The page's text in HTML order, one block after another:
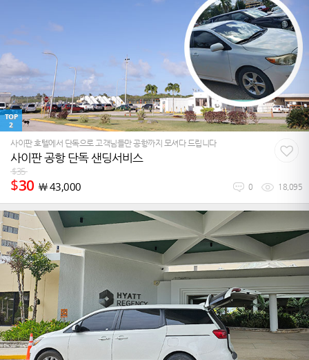
TOP
2
사이판 호텔에서 단독으로 고객님들만 공항까지 모셔다 드립니다
사이판 공항 단독 샌딩서비스
$35
$30 ￦43,000 0 18,095